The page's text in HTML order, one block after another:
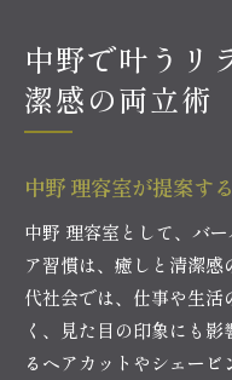
中野で叶うリ
潔感の両立術
中野 理容室が提案す
中野 理容室として、バ
ア習慣は、癒しと清潔
代社会では、仕事や生
く、見た目の印象にも
るヘアカットやシェー